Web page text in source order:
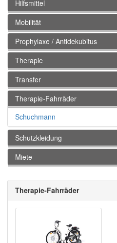
Hilfsmittel
Mobilität
Prophylaxe / Antidekubitus
Therapie
Transfer
Therapie-Fahrräder
Schuchmann
Schutzkleidung
Miete
Therapie-Fahrräder